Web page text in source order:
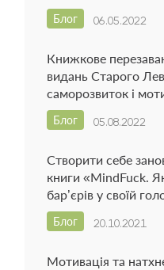
06.05.2022
Блог
Книжкове
видань Старого
саморозвиток і
05.08.2022
Блог
Створити себе
книги «MindFuck.
бар’єрів у своїй
20.10.2021
Блог
Мотивація та